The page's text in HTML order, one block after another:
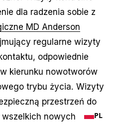
dla radzenia sobie z
MD Anderson
regularne wizyty
odpowiednie
kierunku nowotworów
trybu życia. Wizyty
przestrzeń do
nowych lub PL